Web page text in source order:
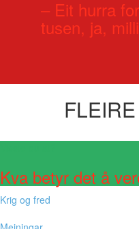
– Eit hurra
tusen, ja,
Kva betyr det å
Krig og fred